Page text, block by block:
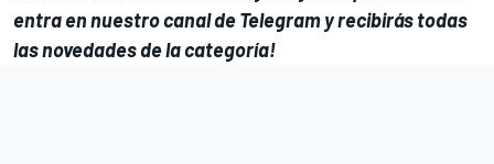
entra ennuestro canal de Telegramy recibirás todas
las novedades de la categoría!